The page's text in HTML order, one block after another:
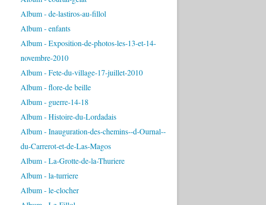
Album - de-lastiros-au-fillol
Album - enfants
Album - Exposition-de-photos-les-13-et-14-
novembre-2010
Album - Fete-du-village-17-juillet-2010
Album - flore-de beille
Album - guerre-14-18
Album - Histoire-du-Lordadais
Album - Inauguration-des-chemins--d-Ournal--
du-Carrerot-et-de-Las-Magos
Album - La-Grotte-de-la-Thuriere
Album - la-turriere
Album - le-clocher